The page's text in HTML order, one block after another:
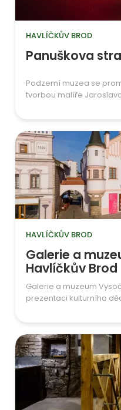
HAVLÍČKŮV BROD
Panuškova
Podzemí muzea se
tvorbou malíře Jaroslava
HAVLÍČKŮV BROD
Galerie a
Havlíčkův Brod
Galerie a muzeum
prezentaci kulturního